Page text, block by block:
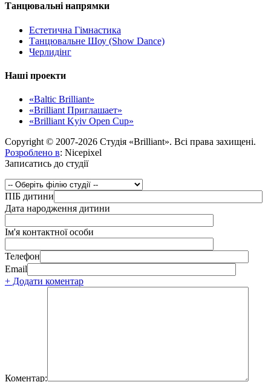
Танцювальні напрямки
Естетична Гімнастика
Танцювальне Шоу (Show Dance)
Черлидінг
Наші проекти
«Baltic Brilliant»
«Brilliant Приглашает»
«Brilliant Kyiv Open Cup»
Copyright © 2007-2026 Студія «Brilliant». Всі права захищені.
Розроблено в: Nicepixel
Записатись до студії
ПІБ дитини
Дата народження дитини
Ім'я контактної особи
Телефон
Email
+ Додати коментар
Коментар: